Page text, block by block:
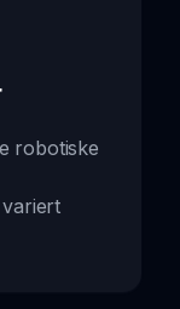
robotiske